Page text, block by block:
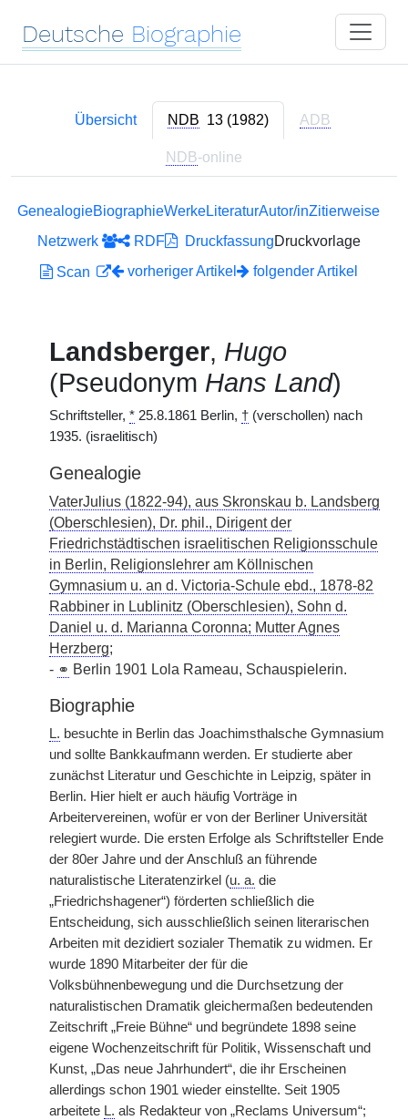
Deutsche Biographie
Übersicht NDB 13 (1982) ADB
NDB-online
GenealogieBiographieWerkeLiteraturAutor/inZitierweise
Netzwerk
RDF DruckfassungDruckvorlage
Scan
vorheriger Artikel folgender Artikel
Landsberger, Hugo
(Pseudonym Hans Land)
Schriftsteller, * 25.8.1861 Berlin, † (verschollen) nach
1935. (israelitisch)
Genealogie
VaterJulius (1822-94), aus Skronskau b. Landsberg
(Oberschlesien), Dr. phil., Dirigent der
Friedrichstädtischen israelitischen Religionsschule
in Berlin, Religionslehrer am Köllnischen
Gymnasium u. an d. Victoria-Schule ebd., 1878-82
Rabbiner in Lublinitz (Oberschlesien), Sohn d.
Daniel u. d. Marianna Coronna; Mutter Agnes
Herzberg;
- ⚭ Berlin 1901 Lola Rameau, Schauspielerin.
Biographie
L. besuchte in Berlin das Joachimsthalsche Gymnasium
und sollte Bankkaufmann werden. Er studierte aber
zunächst Literatur und Geschichte in Leipzig, später in
Berlin. Hier hielt er auch häufig Vorträge in
Arbeitervereinen, wofür er von der Berliner Universität
relegiert wurde. Die ersten Erfolge als Schriftsteller Ende
der 80er Jahre und der Anschluß an führende
naturalistische Literatenzirkel (u. a. die
„Friedrichshagener“) förderten schließlich die
Entscheidung, sich ausschließlich seinen literarischen
Arbeiten mit dezidiert sozialer Thematik zu widmen. Er
wurde 1890 Mitarbeiter der für die
Volksbühnenbewegung und die Durchsetzung der
naturalistischen Dramatik gleichermaßen bedeutenden
Zeitschrift „Freie Bühne“ und begründete 1898 seine
eigene Wochenzeitschrift für Politik, Wissenschaft und
Kunst, „Das neue Jahrhundert“, die ihr Erscheinen
allerdings schon 1901 wieder einstellte. Seit 1905
arbeitete L. als Redakteur von „Reclams Universum“;